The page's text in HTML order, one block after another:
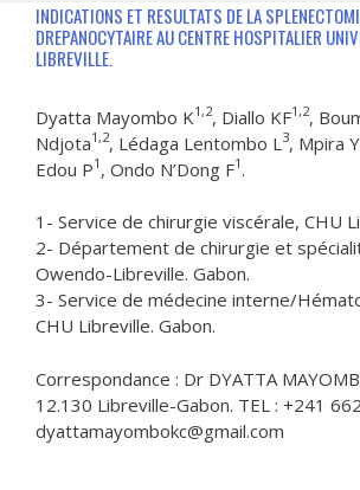
INDICATIONS ET RESULTATS DE LA
DREPANOCYTAIRE AU CENTRE HOSPITALIER
LIBREVILLE.
Dyatta Mayombo K1,2, Diallo KF1,2,
Ndjota1,2, Lédaga Lentombo L 3, Mpira
Edou P1 , Ondo N’Dong F1 .
1- Service de chirurgie viscérale, CHU
2- Département de chirurgie et
Owendo-Libreville. Gabon.
3- Service de médecine interne/
CHU Libreville. Gabon.
Correspondance : Dr DYATTA
12.130 Libreville-Gabon. TEL : +241
dyattamayombokc@gmail.com